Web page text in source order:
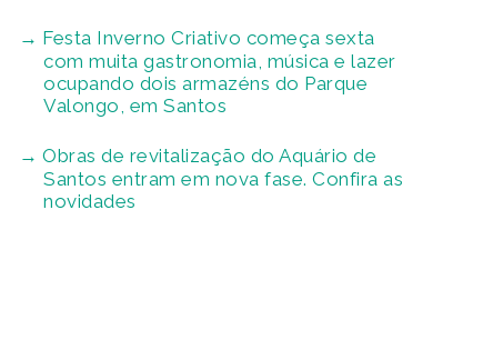
Festa Inverno Criativo começa sexta
com muita gastronomia, música e lazer
ocupando dois armazéns do Parque
Valongo, em Santos
Obras de revitalização do Aquário de
Santos entram em nova fase. Confira as
novidades